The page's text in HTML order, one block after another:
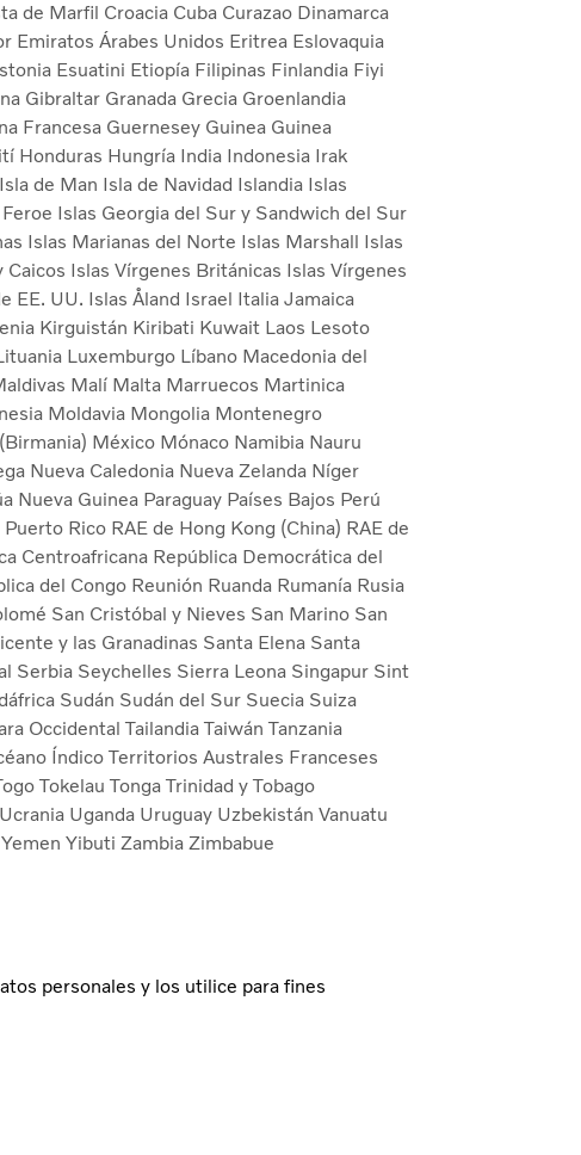
de Marfil Croacia Cuba Curazao Dinamarca
Emiratos Árabes Unidos Eritrea Eslovaquia
Esuatini Etiopía Filipinas Finlandia Fiyi
Gibraltar Granada Grecia Groenlandia
Francesa Guernesey Guinea Guinea
Honduras Hungría India Indonesia Irak
Isla de Man Isla de Navidad Islandia Islas
Islas Georgia del Sur y Sandwich del Sur
Islas Marianas del Norte Islas Marshall Islas
Caicos Islas Vírgenes Británicas Islas Vírgenes
EE. UU. Islas Åland Israel Italia Jamaica
Kirguistán Kiribati Kuwait Laos Lesoto
Luxemburgo Líbano Macedonia del
Malí Malta Marruecos Martinica
Moldavia Mongolia Montenegro
México Mónaco Namibia Nauru
Nueva Caledonia Nueva Zelanda Níger
Nueva Guinea Paraguay Países Bajos Perú
Puerto Rico RAE de Hong Kong (China) RAE de
Centroafricana República Democrática del
del Congo Reunión Ruanda Rumanía Rusia
San Cristóbal y Nieves San Marino San
y las Granadinas Santa Elena Santa
Serbia Seychelles Sierra Leona Singapur Sint
Sudán Sudán del Sur Suecia Suiza
Occidental Tailandia Taiwán Tanzania
Índico Territorios Australes Franceses
Tokelau Tonga Trinidad y Tobago
Ucrania Uganda Uruguay Uzbekistán Vanuatu
Yemen Yibuti Zambia Zimbabue
personales y los utilice para fines